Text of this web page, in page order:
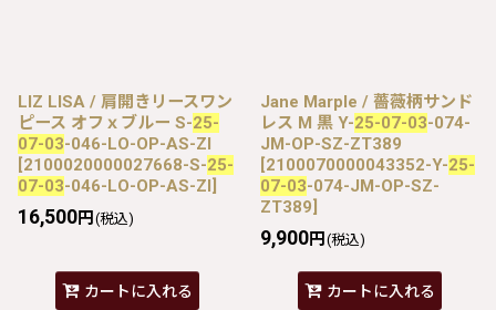
LIZ LISA / 肩開きリースワン
ピース オフｘブルー S-25-
07-03-046-LO-OP-AS-ZI
[2100020000027668-S-25-
07-03-046-LO-OP-AS-ZI]
16,500円 (税込)
カートに入れる
Jane Marple / 薔薇柄サンド
レス M 黒 Y-25-07-03-074-
JM-OP-SZ-ZT389
[2100070000043352-Y-25-
07-03-074-JM-OP-SZ-
ZT389]
9,900円 (税込)
カートに入れる